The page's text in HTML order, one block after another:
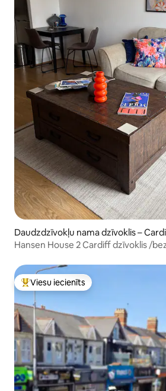
Daudzdzīvokļu nama dzīvoklis –
Hansen House 2 Cardiff dzīvoklis /
Populārs viesu iecienīts mājoklis
Viesu iecienīts